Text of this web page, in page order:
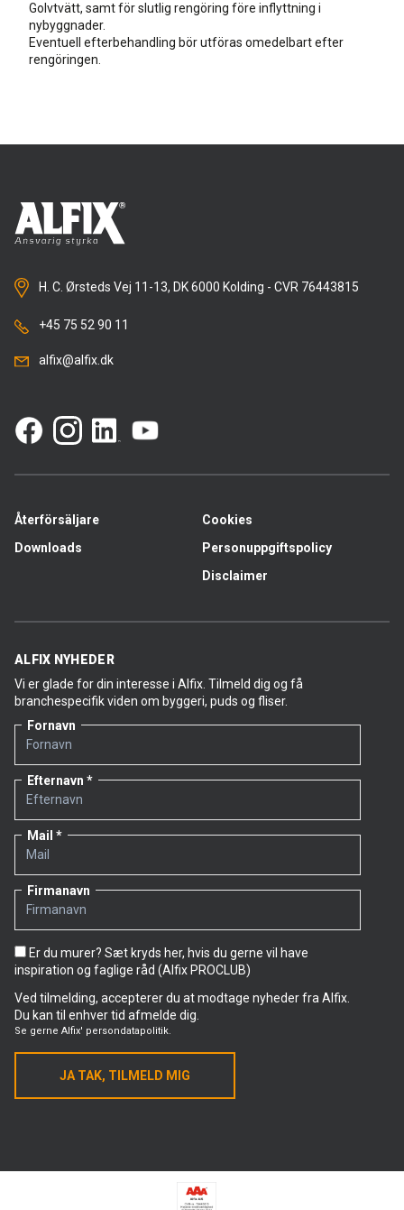
Golvtvätt, samt för slutlig rengöring före inflyttning i
nybyggnader.
Eventuell efterbehandling bör utföras omedelbart efter
rengöringen.
H. C. Ørsteds Vej 11-13, DK 6000 Kolding - CVR 76443815
+45 75 52 90 11
alfix@alfix.dk
Återförsäljare
Downloads
Cookies
Personuppgiftspolicy
Disclaimer
ALFIX NYHEDER
Vi er glade for din interesse i Alfix. Tilmeld dig og få
branchespecifik viden om byggeri, puds og fliser.
Fornavn
Efternavn
Mail
Firmanavn
Er du murer? Sæt kryds her, hvis du gerne vil have
inspiration og faglige råd (Alfix PROCLUB)
Ved tilmelding, accepterer du at modtage nyheder fra Alfix.
Du kan til enhver tid afmelde dig.
Se gerne Alfix' persondatapolitik.
JA TAK, TILMELD MIG